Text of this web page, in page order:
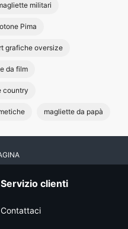
militari
Pima
grafiche oversize
da film
country
magliette da papà
Servizio clienti
Contattaci